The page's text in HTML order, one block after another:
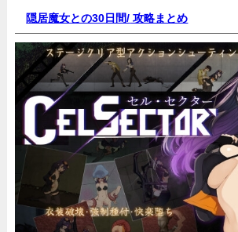
隠居魔女との30日間/ 攻略まとめ